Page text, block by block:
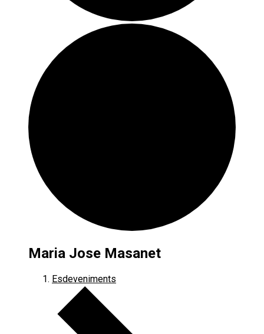
Maria Jose Masanet
Esdeveniments